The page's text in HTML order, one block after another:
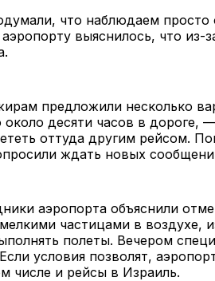
что наблюдаем просто
выяснилось, что из-
предложили несколько
десяти часов в дороге,
оттуда другим рейсом.
ждать новых
аэропорта объяснили
частицами в воздухе,
полеты. Вечером
условия позволят,
числе и рейсы в Израиль.